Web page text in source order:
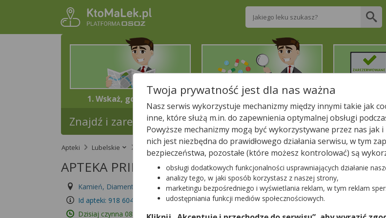
Wpisz nazwę leku
1. Wskaż, gdzie jesteś 2. Znajdź potrzebny lek
Znajdź i zarezerwuj lek w najbliższej aptece!
Apteki Lubelskie Powiat Chełmski APTEKA PRIMA
APTEKA PRIMA
Kamień, Diamentowa 8 Wyświetl numer
Id apteki: 918 604
Dzisiaj czynna 08:00 – 16:00
−
Twoja prywatność jest dla nas ważna
Nasz serwis wykorzystuje mechanizmy między innymi takie jak
inne, które służą m.in. do zapewnienia optymalnej obsługi
Powyższe mechanizmy mogą być wykorzystywane przez nas jak
nich jest niezbędna do prawidłowego działania serwisu, w tym
bezpieczeństwa, pozostałe (które możesz kontrolować) są
obsługi dodatkowych funkcjonalności usprawniających działanie
analizy tego, w jaki sposób korzystasz z naszej strony,
marketingu bezpośredniego i wyświetlania reklam, w tym reklam
udostępniania funkcji mediów społecznościowych.